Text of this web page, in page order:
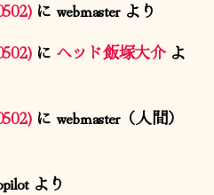
に webmasterより
に ヘッド飯塚大介よ
に webmaster（人間）
より